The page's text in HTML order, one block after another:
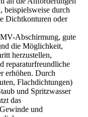
beispielsweise durch
Dichtkonturen oder
Abschirmung, gute
die Möglichkeit,
herzustellen,
reparaturfreundliche
erhöhen. Durch
Flachdichtungen)
und Spritzwasser
das
und